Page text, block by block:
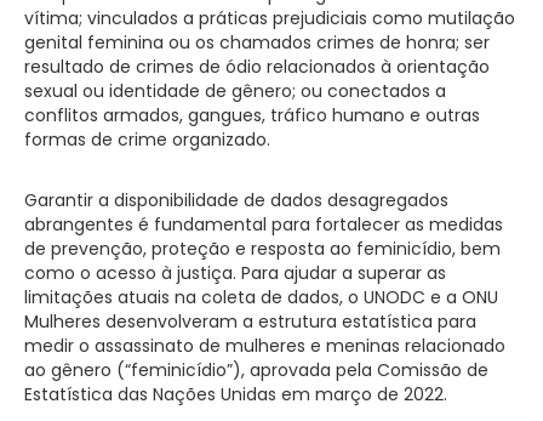
vítima; vinculados a práticas prejudiciais como mutilação
genital feminina ou os chamados crimes de honra; ser
resultado de crimes de ódio relacionados à orientação
sexual ou identidade de gênero; ou conectados a
conflitos armados, gangues, tráfico humano e outras
formas de crime organizado.
Garantir a disponibilidade de dados desagregados
abrangentes é fundamental para fortalecer as medidas
de prevenção, proteção e resposta ao feminicídio, bem
como o acesso à justiça. Para ajudar a superar as
limitações atuais na coleta de dados, o UNODC e a ONU
Mulheres desenvolveram a estrutura estatística para
medir o assassinato de mulheres e meninas relacionado
ao gênero (“feminicídio”), aprovada pela Comissão de
Estatística das Nações Unidas em março de 2022.